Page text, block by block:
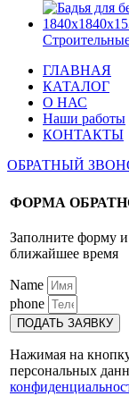
ГЛАВНАЯ
КАТАЛОГ
О НАС
Наши работы
КОНТАКТЫ
ОБРАТНЫЙ
ФОРМА
Заполните форму
ближайшее время
Name
phone
ПОДАТЬ ЗАЯВКУ
Нажимая на
персональных